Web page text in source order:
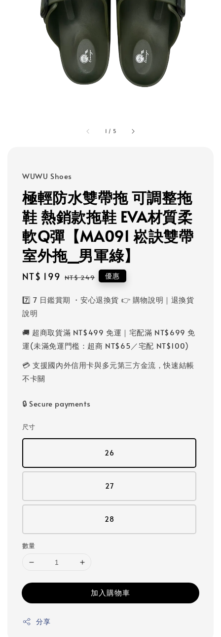
1 / 5
WUWU Shoes
極輕防水雙帶拖 可調整拖
鞋 熱銷款拖鞋 EVA材質柔
軟Q彈【MA091 崧訣雙帶
室外拖_男軍綠】
Sale
NT$ 199 Regular
NT$ 249 優惠
7️⃣ 7 日鑑賞期 ・安心退換貨 👉 購物說明｜退換貨
說明
🚚 超商取貨滿 NT$499 免運｜宅配滿 NT$699 免
運(未滿免運門檻：超商 NT$65／宅配 NT$100)
💳 支援國內外信用卡與多元第三方金流，快速結帳
不卡關
🔒 Secure payments
尺寸
26
27
28
數量
加入購物車
分享